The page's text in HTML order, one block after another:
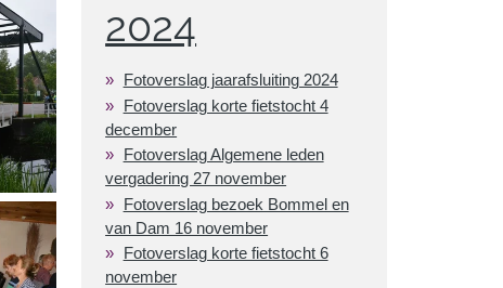
2024
Fotoverslag jaarafsluiting 2024
Fotoverslag korte fietstocht 4
december
Fotoverslag Algemene leden
vergadering 27 november
Fotoverslag bezoek Bommel en
van Dam 16 november
Fotoverslag korte fietstocht 6
november